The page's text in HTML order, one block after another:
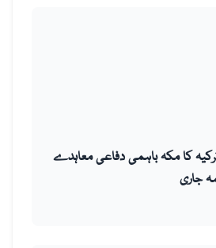
ترکیہ کا مکہ باہمی دفاعی معاہدے
جاری